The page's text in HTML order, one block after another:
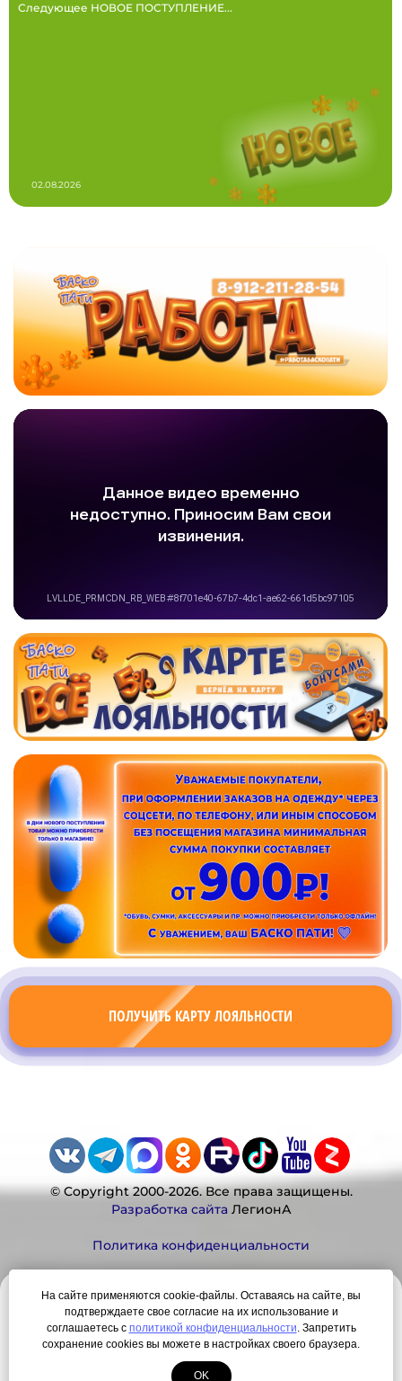
Следующее НОВОЕ ПОСТУПЛЕНИЕ...
02.08.2026
ПОЛУЧИТЬ КАРТУ ЛОЯЛЬНОСТИ
© Copyright 2000-2026. Все права защищены.
Разработка сайта ЛегионА
Политика конфиденциальности
Наша миссия:
Мы — честно, много, давно продаем вещи,
которые Вы ищете. Для нас главная ценность —
На сайте применяются cookie-файлы. Оставаясь на сайте, вы
подтверждаете свое согласие на их использование и
соглашаетесь с политикой конфиденциальности. Запретить
сохранение cookies вы можете в настройках своего браузера.
OK